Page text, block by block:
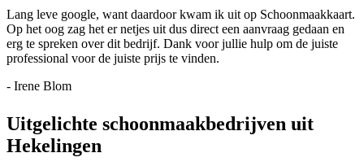
Lang leve google, want daardoor kwam ik uit op Schoonmaakkaart.
Op het oog zag het er netjes uit dus direct een aanvraag gedaan en
erg te spreken over dit bedrijf. Dank voor jullie hulp om de juiste
professional voor de juiste prijs te vinden.
- Irene Blom
Uitgelichte schoonmaakbedrijven uit
Hekelingen